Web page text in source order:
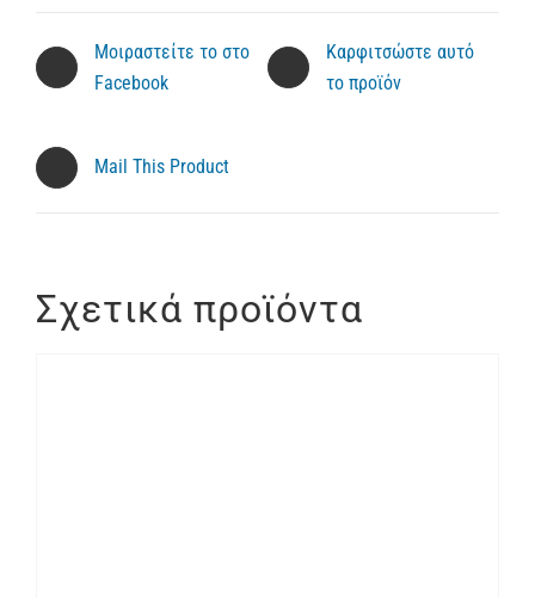
Μοιραστείτε το στο
Facebook
Καρφιτσώστε αυτό
το προϊόν
Mail This Product
Σχετικά προϊόντα